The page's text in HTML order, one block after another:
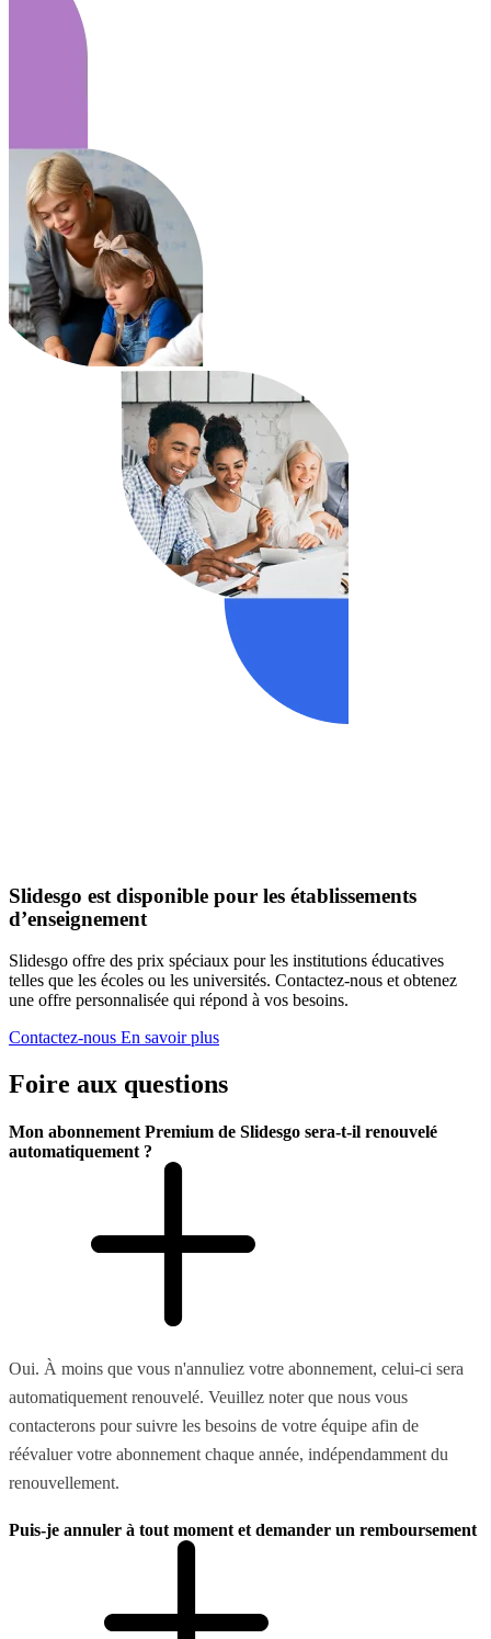
Slidesgo est disponible pour les établissements
d’enseignement
Slidesgo offre des prix spéciaux pour les institutions éducatives
telles que les écoles ou les universités. Contactez-nous et obtenez
une offre personnalisée qui répond à vos besoins.
Contactez-nous En savoir plus
Foire aux questions
Mon abonnement Premium de Slidesgo sera-t-il renouvelé
automatiquement ?
Oui. À moins que vous n'annuliez votre abonnement, celui-ci sera
automatiquement renouvelé. Veuillez noter que nous vous
contacterons pour suivre les besoins de votre équipe afin de
réévaluer votre abonnement chaque année, indépendamment du
renouvellement.
Puis-je annuler à tout moment et demander un remboursement